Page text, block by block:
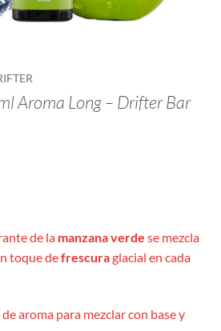
Aroma Long – Drifter Bar
de la manzana verde se mezcla
toque defrescuraglacial en cada
aroma para mezclar con base y